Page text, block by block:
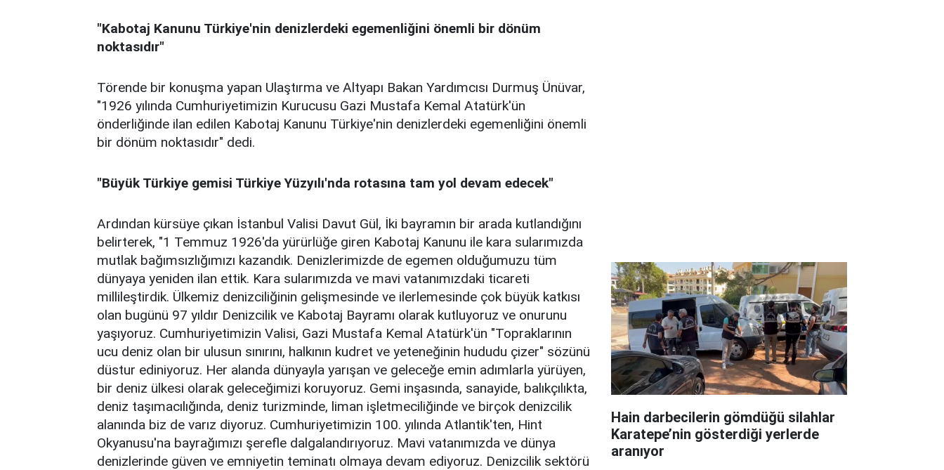
"Kabotaj Kanunu Türkiye'nin denizlerdeki egemenliğini önemli bir dönüm
noktasıdır"
Törende bir konuşma yapan Ulaştırma ve Altyapı Bakan Yardımcısı Durmuş Ünüvar,
"1926 yılında Cumhuriyetimizin Kurucusu Gazi Mustafa Kemal Atatürk'ün
önderliğinde ilan edilen Kabotaj Kanunu Türkiye'nin denizlerdeki egemenliğini önemli
bir dönüm noktasıdır" dedi.
"Büyük Türkiye gemisi Türkiye Yüzyılı'nda rotasına tam yol devam edecek"
Ardından kürsüye çıkan İstanbul Valisi Davut Gül, İki bayramın bir arada kutlandığını
belirterek, "1 Temmuz 1926'da yürürlüğe giren Kabotaj Kanunu ile kara sularımızda
mutlak bağımsızlığımızı kazandık. Denizlerimizde de egemen olduğumuzu tüm
dünyaya yeniden ilan ettik. Kara sularımızda ve mavi vatanımızdaki ticareti
millileştirdik. Ülkemiz denizciliğinin gelişmesinde ve ilerlemesinde çok büyük katkısı
olan bugünü 97 yıldır Denizcilik ve Kabotaj Bayramı olarak kutluyoruz ve onurunu
yaşıyoruz. Cumhuriyetimizin Valisi, Gazi Mustafa Kemal Atatürk'ün "Topraklarının
ucu deniz olan bir ulusun sınırını, halkının kudret ve yeteneğinin hududu çizer" sözünü
düstur ediniyoruz. Her alanda dünyayla yarışan ve geleceğe emin adımlarla yürüyen,
bir deniz ülkesi olarak geleceğimizi koruyoruz. Gemi inşasında, sanayide, balıkçılıkta,
deniz taşımacılığında, deniz turizminde, liman işletmeciliğinde ve birçok denizcilik
alanında biz de varız diyoruz. Cumhuriyetimizin 100. yılında Atlantik'ten, Hint
Okyanusu'na bayrağımızı şerefle dalgalandırıyoruz. Mavi vatanımızda ve dünya
denizlerinde güven ve emniyetin teminatı olmaya devam ediyoruz. Denizcilik sektörü
Hain darbecilerin gömdüğü silahlar
Karatepe’nin gösterdiği yerlerde
aranıyor